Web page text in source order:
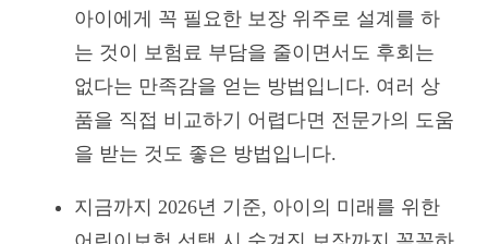
아이에게 꼭 필요한 보장 위주로 설계를 하
는 것이 보험료 부담을 줄이면서도 후회는
없다는 만족감을 얻는 방법입니다. 여러 상
품을 직접 비교하기 어렵다면 전문가의 도움
을 받는 것도 좋은 방법입니다.
지금까지 2026년 기준, 아이의 미래를 위한